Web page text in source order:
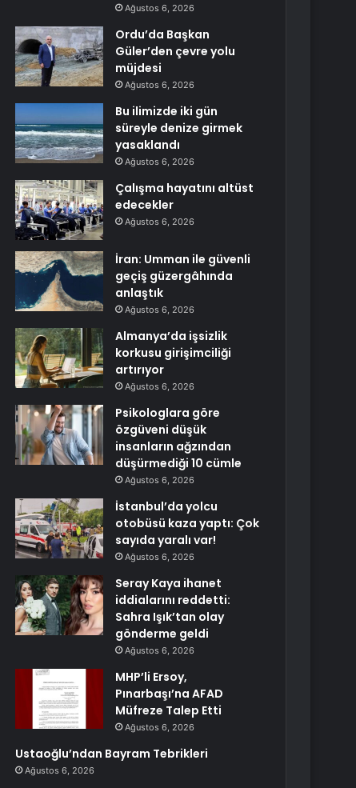
Ağustos 6, 2026
Ordu’da Başkan
Güler’den çevre yolu
müjdesi
Ağustos 6, 2026
Bu ilimizde iki gün
süreyle denize girmek
yasaklandı
Ağustos 6, 2026
Çalışma hayatını altüst
edecekler
Ağustos 6, 2026
İran: Umman ile güvenli
geçiş güzergâhında
anlaştık
Ağustos 6, 2026
Almanya’da işsizlik
korkusu girişimciliği
artırıyor
Ağustos 6, 2026
Psikologlara göre
özgüveni düşük
insanların ağzından
düşürmediği 10 cümle
Ağustos 6, 2026
İstanbul’da yolcu
otobüsü kaza yaptı: Çok
sayıda yaralı var!
Ağustos 6, 2026
Seray Kaya ihanet
iddialarını reddetti:
Sahra Işık’tan olay
gönderme geldi
Ağustos 6, 2026
MHP’li Ersoy,
Pınarbaşı’na AFAD
Müfreze Talep Etti
Ağustos 6, 2026
Ustaoğlu’ndan Bayram Tebrikleri
Ağustos 6, 2026